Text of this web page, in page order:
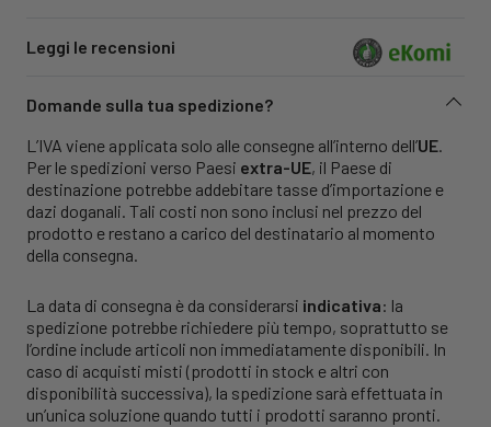
Leggi le recensioni
Domande sulla tua spedizione?
L’IVA viene applicata solo alle consegne all’interno dell’UE
Per le spedizioni verso Paesi extra-UE, il Paese di
destinazione potrebbe addebitare tasse d’importazione e
dazi doganali. Tali costi non sono inclusi nel prezzo del
prodotto e restano a carico del destinatario al momento
della consegna.
La data di consegna è da considerarsi indicativa: la
spedizione potrebbe richiedere più tempo, soprattutto se
l’ordine include articoli non immediatamente disponibili. In
caso di acquisti misti (prodotti in stock e altri con
disponibilità successiva), la spedizione sarà effettuata in
un’unica soluzione quando tutti i prodotti saranno pronti.